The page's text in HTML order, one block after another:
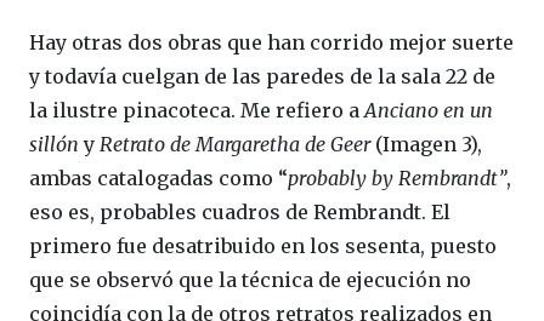
Hay otras dos obras que han corrido mejor suerte
y todavía cuelgan de las paredes de la sala 22 de
la ilustre pinacoteca. Me refiero aAnciano en un
sillón y Retrato de Margaretha de Geer (Imagen 3),
ambas catalogadas como “probably by Rembrandt”,
eso es, probables cuadros de Rembrandt. El
primero fue desatribuido en los sesenta, puesto
que se observó que la técnica de ejecución no
coincidía con la de otros retratos realizados en